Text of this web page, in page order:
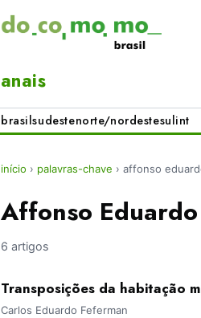
anais
brasilsudestenorte/nordestesulint
início › palavras-chave › affonso
Affonso
6 artigos
Transposições da habitação
Carlos Eduardo Feferman